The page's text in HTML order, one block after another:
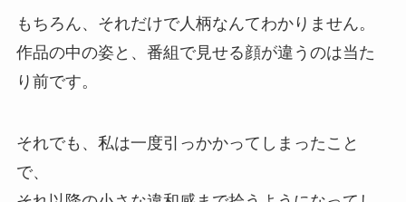
もちろん、それだけで人柄なんてわかりません。
作品の中の姿と、番組で見せる顔が違うのは当た
り前です。
それでも、私は一度引っかかってしまったこと
で、